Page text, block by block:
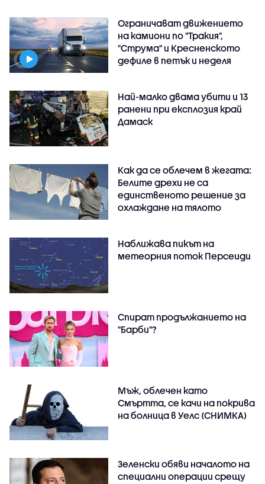
Ограничават движението
на камиони по "Тракия",
"Струма" и Кресненското
дефиле в петък и неделя
Най-малко двама убити и 13
ранени при експлозия край
Дамаск
Как да се облечем в жегата:
Белите дрехи не са
единственото решение за
охлаждане на тялото
Наближава пикът на
метеорния поток Персеиди
Спират продължанието на
"Барби"?
Мъж, облечен като
Смъртта, се качи на покрива
на болница в Уелс (СНИМКА)
Зеленски обяви началото на
специални операции срещу